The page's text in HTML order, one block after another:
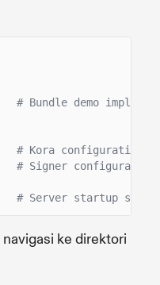
# Bundle demo
# Kora configuration
# Signer configuration
# Server startup
ke direktori